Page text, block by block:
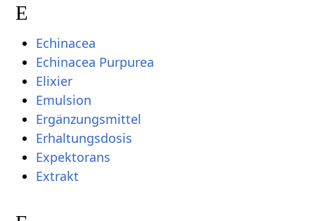
E
Echinacea
Echinacea Purpurea
Elixier
Emulsion
Ergänzungsmittel
Erhaltungsdosis
Expektorans
Extrakt